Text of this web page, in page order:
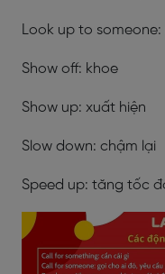
Look up to
Show off: khoe
Show up: xuất hiện
Slow down: chậm lại
Speed up: tăng tốc